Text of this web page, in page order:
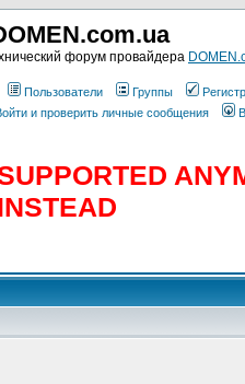
форум провайдера
Пользователи Группы
и проверить личные сообщения